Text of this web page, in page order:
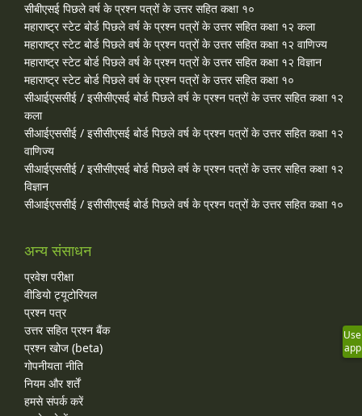
सीबीएसई पिछले वर्ष के प्रश्न पत्रों के उत्तर सहित कक्षा १०
महाराष्ट्र स्टेट बोर्ड पिछले वर्ष के प्रश्न पत्रों के उत्तर सहित कक्षा १२ कला
महाराष्ट्र स्टेट बोर्ड पिछले वर्ष के प्रश्न पत्रों के उत्तर सहित कक्षा १२ वाणिज्य
महाराष्ट्र स्टेट बोर्ड पिछले वर्ष के प्रश्न पत्रों के उत्तर सहित कक्षा १२ विज्ञान
महाराष्ट्र स्टेट बोर्ड पिछले वर्ष के प्रश्न पत्रों के उत्तर सहित कक्षा १०
सीआईएससीई / इसीसीएसई बोर्ड पिछले वर्ष के प्रश्न पत्रों के उत्तर सहित कक्षा १२
कला
सीआईएससीई / इसीसीएसई बोर्ड पिछले वर्ष के प्रश्न पत्रों के उत्तर सहित कक्षा १२
वाणिज्य
सीआईएससीई / इसीसीएसई बोर्ड पिछले वर्ष के प्रश्न पत्रों के उत्तर सहित कक्षा १२
विज्ञान
सीआईएससीई / इसीसीएसई बोर्ड पिछले वर्ष के प्रश्न पत्रों के उत्तर सहित कक्षा १०
अन्य संसाधन
प्रवेश परीक्षा
वीडियो ट्यूटोरियल
प्रश्न पत्र
उत्तर सहित प्रश्न बैंक
प्रश्न खोज (beta)
गोपनीयता नीति
नियम और शर्तें
हमसे संपर्क करें
Use
app